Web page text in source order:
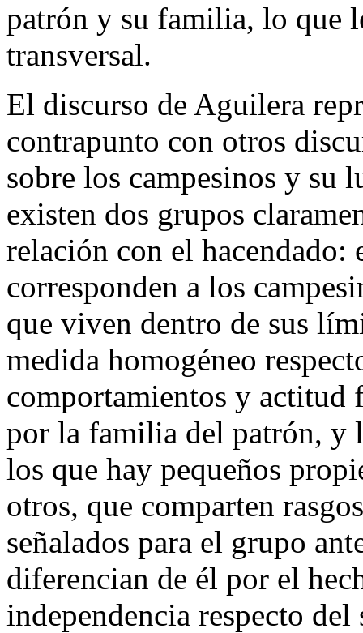
patrón y su familia, lo que
transversal.
El discurso de Aguilera
contrapunto con otros
sobre los campesinos y su
existen dos grupos
relación con el hacendado:
corresponden a los
que viven dentro de sus
medida homogéneo
comportamientos y actitud
por la familia del patrón, y
los que hay pequeños
otros, que comparten
señalados para el grupo
diferencian de él por el
independencia respecto